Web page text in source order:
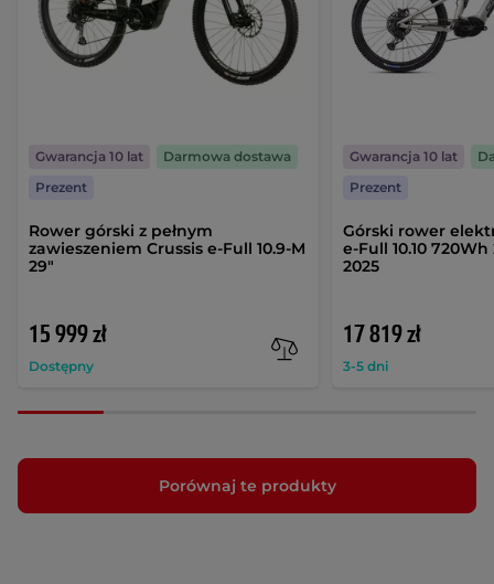
Rower górski z pełnym
zawieszeniem Crussis e-Full 10.9-M
29"
15 999 zł
Dostępny
Gwarancja 10 lat
Darmowa dostawa
Prezent
Górski rower
e-Full 10.10
2025
17 819 zł
3-5 dni
Gwarancja 10 lat
Prezent
Porównaj te produkty